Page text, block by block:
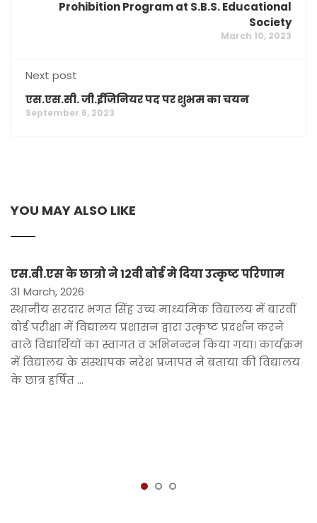
Prohibition Program at S.B.S. Educational
Society
March 10, 2023
Next post
एस.एस.सी. जी.ईंजिनियर पद पर शुभम का चयन
September 6, 2023
YOU MAY ALSO LIKE
एस.बी.एस के छात्रो ने 12वी बोर्ड मे दिया उत्कृष्ट परिणाम
31 March, 2026
स्थानीय सरदार भगत सिंह उच्च माध्यमिक विद्यालय में बारवीं
बोर्ड परीक्षा में विद्यालय प्रशासन द्वारा उत्कृष्ट प्रदर्शन करने
वाले विद्यार्थियों का स्वागत व अभिनन्दन किया गया। कार्यक्रम
में विद्यालय के संस्थापक नरेश प्रजापत ने बताया की विद्यालय
के छात्र हर्षित …